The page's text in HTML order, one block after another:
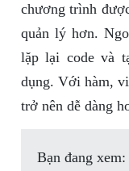
chương trình
quản lý hơn.
lặp lại code và
dụng. Với hàm,
trở nên dễ dàng
Bạn đang xem: